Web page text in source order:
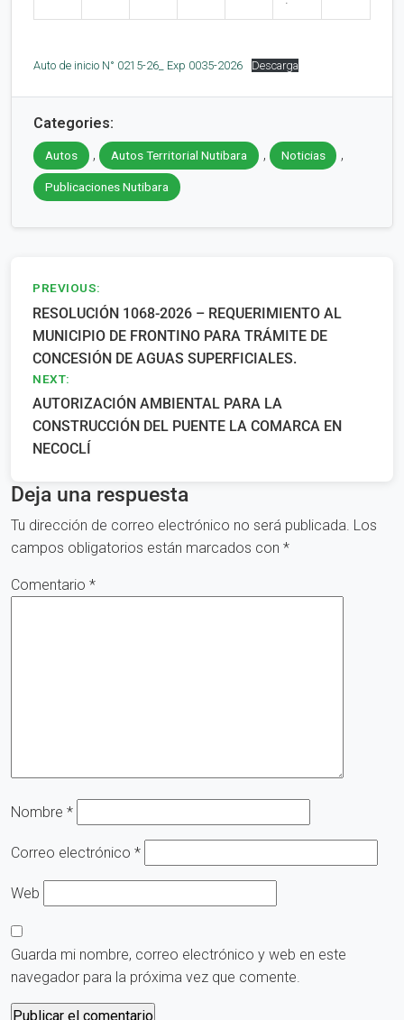
Auto de inicio N° 0215-26_ Exp 0035-2026 Descarga
Categories:
Autos , Autos Territorial Nutibara , Noticias ,
Publicaciones Nutibara
Navegación
de
entradas
PREVIOUS:
RESOLUCIÓN 1068-2026 – REQUERIMIENTO AL
MUNICIPIO DE FRONTINO PARA TRÁMITE DE
CONCESIÓN DE AGUAS SUPERFICIALES.
NEXT:
AUTORIZACIÓN AMBIENTAL PARA LA
CONSTRUCCIÓN DEL PUENTE LA COMARCA EN
NECOCLÍ
Deja una respuesta
Tu dirección de correo electrónico no será publicada. Los
campos obligatorios están marcados con *
Comentario *
Nombre *
Correo electrónico *
Web
Guarda mi nombre, correo electrónico y web en este
navegador para la próxima vez que comente.